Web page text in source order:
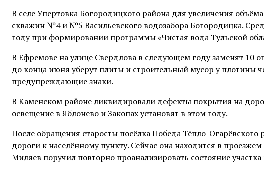
В селе Упертовка Богородицкого района для увеличения
скважин №4 и №5 Васильевского водозабора Богородицка.
году при формировании программы «Чистая вода Тульской
В Ефремове на улице Свердлова в следующем году заменят 10
до конца июня уберут плиты и строительный мусор у плотины
предупреждающие знаки.
В Каменском районе ликвидировали дефекты покрытия на
освещение в Яблонево и Закопах установят в этом году.
После обращения старосты посёлка Победа Тёпло-
дороги к населённому пункту. Сейчас она находится в
Миляев поручил повторно проанализировать состояние